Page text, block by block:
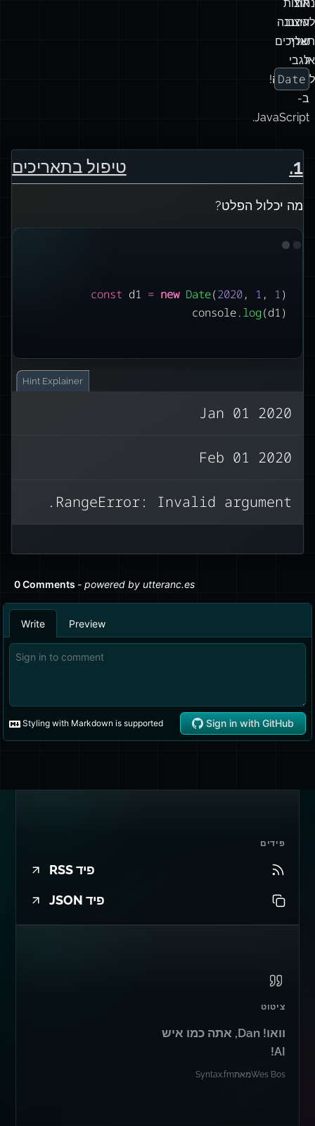
נחוצות
לעיצוב
תאריכים
או
לוקליזציה!
את
ההבנה
שלך
לגבי
Date
ב-
JavaScript.
1
. טיפול בתאריכים
מה יכלול הפלט?
const d1 = new Date(2020, 1 , 1)
console.log(d1)
Hint Explainer
Jan 01 2020
Feb 01 2020
RangeError: Invalid argument.
הטווח הוא 0-11 (בשימוש בלוחות שנה
ל’פברואר’ יש ערך אינדקס של אחד. (תחשוב
פידים
פיד RSS
פיד JSON
ציטוט
וואו! Dan, אתה כמו איש
AI!
Wes BosמאתSyntax.fm